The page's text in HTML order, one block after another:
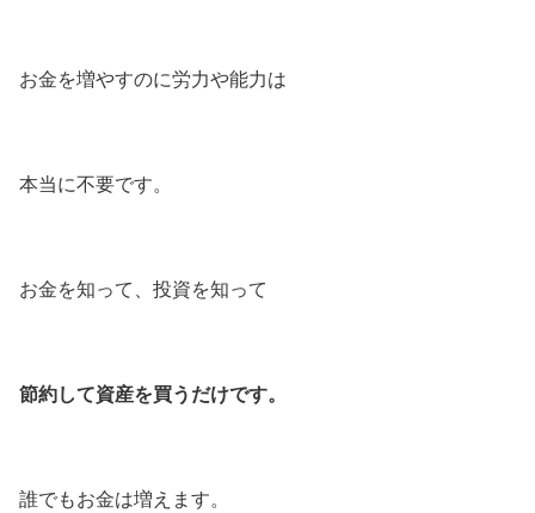
お金を増やすのに労力や能力は
本当に不要です。
お金を知って、投資を知って
節約して資産を買うだけです。
誰でもお金は増えます。